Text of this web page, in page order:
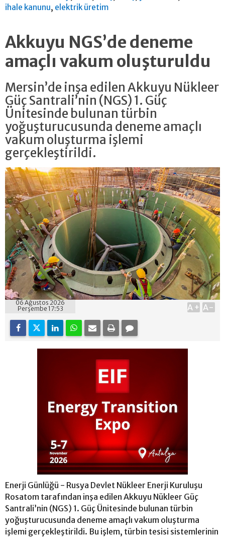
ihale kanunu, elektrik üretim
Akkuyu NGS’de deneme
amaçlı vakum oluşturuldu
Mersin’de inşa edilen Akkuyu Nükleer
Güç Santrali’nin (NGS) 1. Güç
Ünitesinde bulunan türbin
yoğuşturucusunda deneme amaçlı
vakum oluşturma işlemi
gerçekleştirildi.
06 Ağustos 2026
Perşembe 17:53
A+ A-
Enerji Günlüğü - Rusya Devlet Nükleer Enerji Kuruluşu
Rosatom tarafından inşa edilen Akkuyu Nükleer Güç
Santrali’nin (NGS) 1. Güç Ünitesinde bulunan türbin
yoğuşturucusunda deneme amaçlı vakum oluşturma
işlemi gerçekleştirildi. Bu işlem, türbin tesisi sistemlerinin